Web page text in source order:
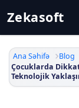
Zekasoft
Ana Səhifə
Blog
Çocuklarda
Teknolojik